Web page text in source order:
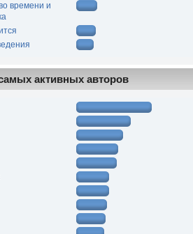
времени и
активных авторов